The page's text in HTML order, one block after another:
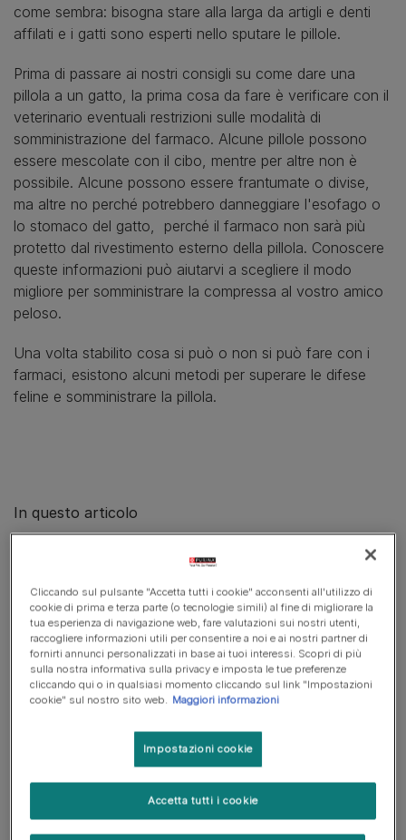
come sembra: bisogna stare alla larga da artigli e denti
affilati e i gatti sono esperti nello sputare le pillole.
Prima di passare ai nostri consigli su come dare una
pillola a un gatto, la prima cosa da fare è verificare con il
veterinario eventuali restrizioni sulle modalità di
somministrazione del farmaco. Alcune pillole possono
essere mescolate con il cibo, mentre per altre non è
possibile. Alcune possono essere frantumate o divise,
ma altre no perché potrebbero danneggiare l'esofago o
lo stomaco del gatto, perché il farmaco non sarà più
protetto dal rivestimento esterno della pillola. Conoscere
queste informazioni può aiutarvi a scegliere il modo
migliore per somministrare la compressa al vostro amico
peloso.
Una volta stabilito cosa si può o non si può fare con i
farmaci, esistono alcuni metodi per superare le difese
feline e somministrare la pillola.
In questo articolo
Usare un dispensatore di pillole
Somministrare i farmaci con il cibo
Informatevi su altri eventuali metodi alternativi
Cliccando sul pulsante "Accetta tutti i cookie" acconsenti all'utilizzo di
cookie di prima e terza parte (o tecnologie simili) al fine di migliorare la
tua esperienza di navigazione web, fare valutazioni sui nostri utenti,
raccogliere informazioni utili per consentire a noi e ai nostri partner di
fornirti annunci personalizzati in base ai tuoi interessi. Scopri di più
sulla nostra informativa sulla privacy e imposta le tue preferenze
cliccando qui o in qualsiasi momento cliccando sul link "Impostazioni
cookie" sul nostro sito web. Maggiori informazioni
Impostazioni cookie
Accetta tutti i cookie